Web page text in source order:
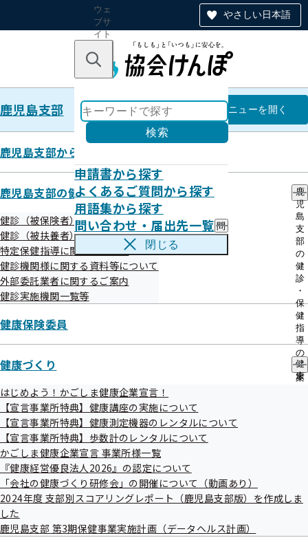
やさしい日本語
ウェ
ブサ
イト
のナ
ン
キーワードで探す
検索
申請書から探す
よくあるご質問から探す
用語集から探す
問い合わせ・届出先一覧 問
い
ュ
閉じる
鹿児島支部 鹿児島支部
メニューを開く
鹿児島支部からのお知らせ
鹿児島支部の健診・保健指導のご案内
鹿
児
島
支
部
の
健
診
・
保
健
指
導
の
ご
案
健診（被保険者）に関するご案内
健診（被扶養者）に関するご案内
特定保健指導に関するご案内
健診機関様に関する資料等について
外部委託業者に関するご案内
健診実施機関一覧等
健康保険委員
健康づくり
健
康
ー
はじめよう！かごしま健康企業宣言！
【宣言事業所特典】健康講座の実施について
【宣言事業所特典】健康測定機器のレンタルについて
【宣言事業所特典】歩数計のレンタルについて
かごしま健康企業宣言 事業所様一覧
『健康経営優良法人2026』の認定について
「会社の健康づくり研修会」の開催について（動画あり）
2024年度 支部別スコアリングレポート（鹿児島支部版）を作成しま
した
鹿児島支部 第3期保健事業実施計画（データヘルス計画）
高齢受給者証について
令和06年12月02日
高齢受給者証とは
70歳になると、75歳（長寿医療（後期高齢者医療）制度に
移行する）までの間、協会けんぽから「健康保険高齢受給者
証」が交付されます。
これは病院窓口での自己負担割合を示す証明書で、所得の状
況などにより、1～3割負担のいずれかが記載されています。
高齢受給者証は病院窓口でマイナ保険証
のオンライン資格確
認ができる場合は不要となります。
マイナ保険証を利用しない（できない）場合は、資格が確認
できるもの※とあわせて高齢受給者証を提示する必要があり